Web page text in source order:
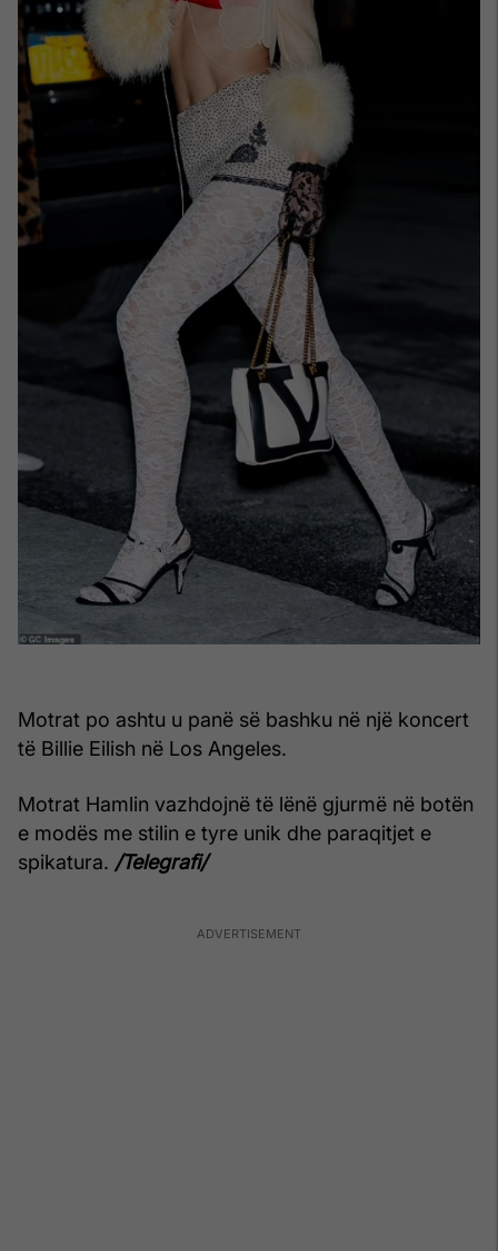
Motrat po ashtu u panë së bashku në një koncert
të Billie Eilish në Los Angeles.
Motrat Hamlin vazhdojnë të lënë gjurmë në botën
e modës me stilin e tyre unik dhe paraqitjet e
spikatura. /Telegrafi/